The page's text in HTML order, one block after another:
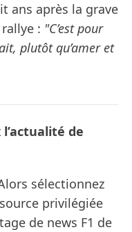
ans après la grave
: "C’est pour
plutôt qu’amer et
de
sélectionnez
privilégiée
de news F1 de